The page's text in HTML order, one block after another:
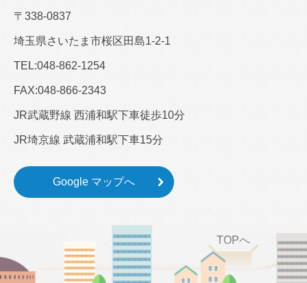
〒338-0837
埼玉県さいたま市桜区田島1-2-1
TEL:048-862-1254
FAX:048-866-2343​
JR武蔵野線 西浦和駅下車徒歩10分
JR埼京線 武蔵浦和駅下車15分
Google マップへ
TOPへ